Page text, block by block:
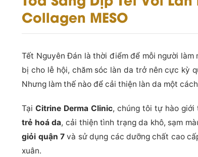
Collagen MESO
Tết Nguyên Đán là thời điểm để mỗi người
bị cho lễ hội, chăm sóc làn da trở nên cực kỳ
Nhưng làm thế nào để cải thiện làn da một
TạiCitrine Derma Clinic, chúng tôi tự hào
trẻ hoá da, cải thiện tình trạng da khô, sạm
giỏi quận 7 và sử dụng các dưỡng chất cao
xuân.